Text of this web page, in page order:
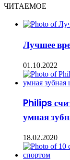
ЧИТАЕМОЕ
Лучшее
01.10.2022
Philips
умная
18.02.2020